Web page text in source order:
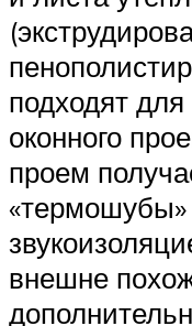
подходят
оконного
проем
«термошубы»
внешне